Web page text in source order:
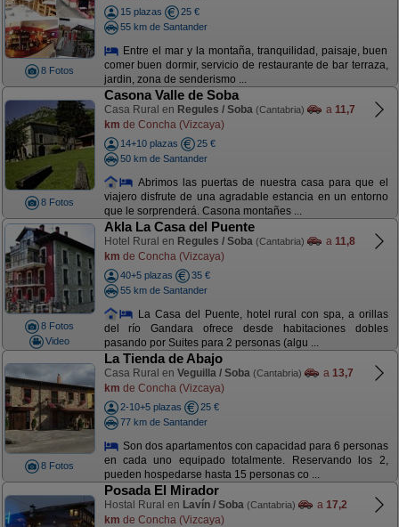
8 Fotos
15 plazas
25 €
55 km de Santander
Entre el mar y la montaña, tranquilidad, paisaje, buen
comer buen dormir, servicio de restaurante de bar terraza,
jardin, zona de senderismo ...
8 Fotos
Casona Valle de Soba
Casa Rural en Regules / Soba (Cantabria) a 11,7
km de Concha (Vizcaya)
14+10 plazas
25 €
50 km de Santander
Abrimos las puertas de nuestra casa para que el
viajero disfrute de una agradable estancia en un entorno
que le sorprenderá. Casona montañes ...
8 Fotos
Video
Akla La Casa del Puente
Hotel Rural en Regules / Soba (Cantabria) a 11,8
km de Concha (Vizcaya)
40+5 plazas
35 €
55 km de Santander
La Casa del Puente, hotel rural con spa, a orillas
del río Gandara ofrece desde habitaciones dobles
pasando por Suites para 2 personas (algu ...
8 Fotos
La Tienda de Abajo
Casa Rural en Veguilla / Soba (Cantabria) a 13,7
km de Concha (Vizcaya)
2-10+5 plazas
25 €
77 km de Santander
Son dos apartamentos con capacidad para 6 personas
en cada uno equipado totalmente. Reservando los 2,
pueden hospedarse hasta 15 personas co ...
Posada El Mirador
Hostal Rural en Lavín / Soba (Cantabria) a 17,2
km de Concha (Vizcaya)